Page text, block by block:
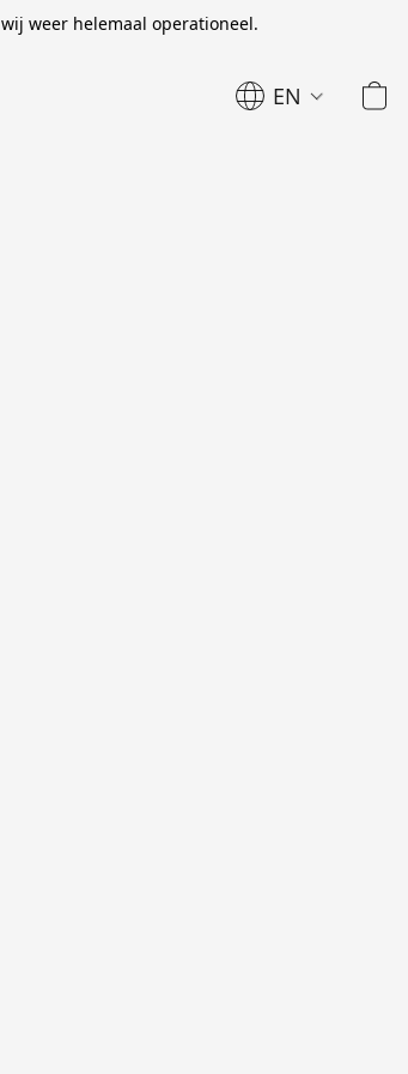
weer helemaal operationeel.
EN